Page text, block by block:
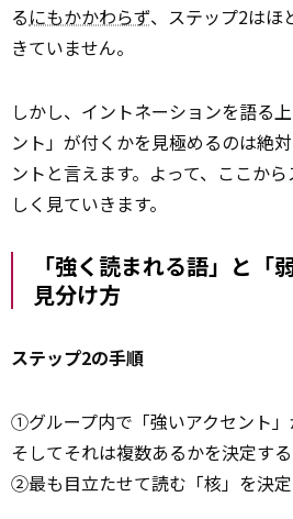
るにもかかわらず、ステップ2はほ
きていません。
しかし、イントネーションを語る
ント」が付くかを見極めるのは絶
ントと言えます。よって、ここか
しく見ていきます。
「強く読まれる語」と「
見分け方
ステップ2の手順
①グループ内で「強いアクセント」
そしてそれは複数あるかを決定する
②最も目立たせて読む「核」を決